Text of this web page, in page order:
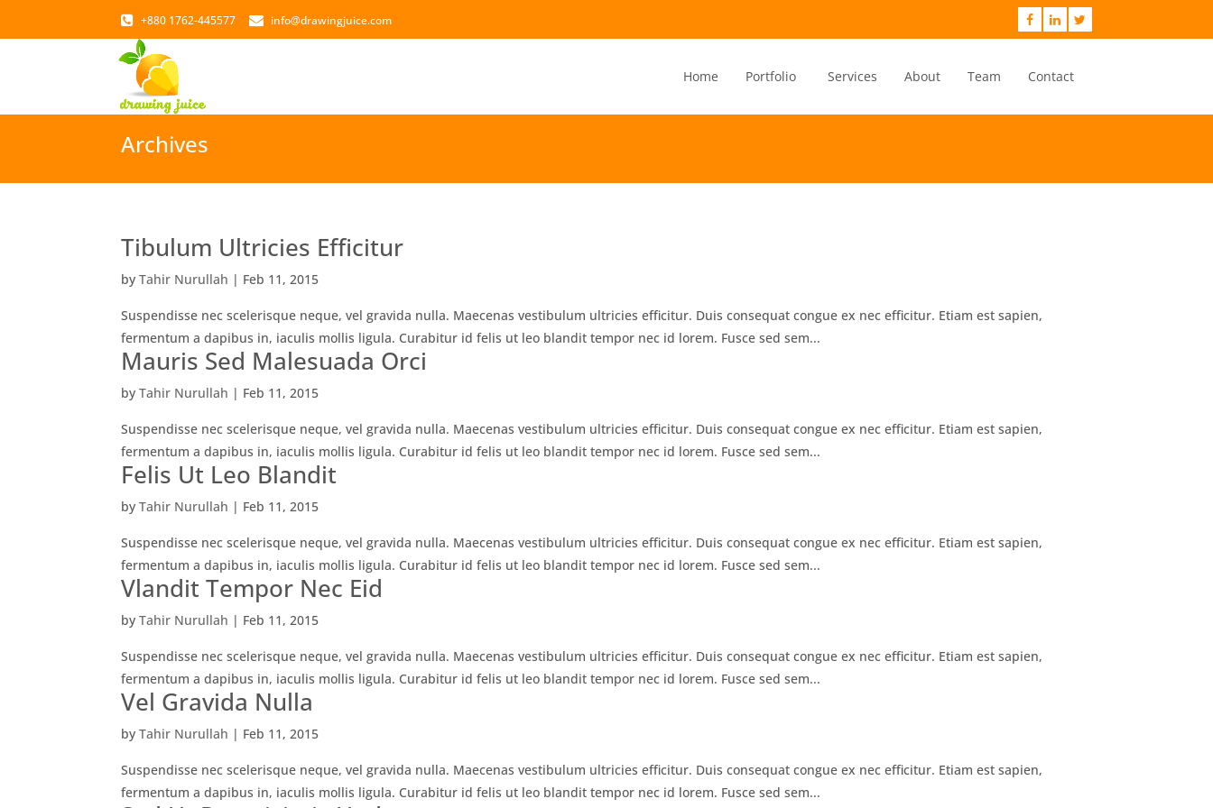
+880 1762-445577 info@drawingjuice.com
Home Portfolio Services About Team Contact
Archives
Tibulum Ultricies Efficitur
byTahir Nurullah | Feb 11, 2015
Suspendisse nec scelerisque neque, vel gravida nulla. Maecenas vestibulum ultricies efficitur. Duis consequat congue ex nec efficitur. Etiam est sapien,
fermentum a dapibus in, iaculis mollis ligula. Curabitur id felis ut leo blandit tempor nec id lorem. Fusce sed sem...
Mauris Sed Malesuada Orci
byTahir Nurullah | Feb 11, 2015
Suspendisse nec scelerisque neque, vel gravida nulla. Maecenas vestibulum ultricies efficitur. Duis consequat congue ex nec efficitur. Etiam est sapien,
fermentum a dapibus in, iaculis mollis ligula. Curabitur id felis ut leo blandit tempor nec id lorem. Fusce sed sem...
Felis Ut Leo Blandit
byTahir Nurullah | Feb 11, 2015
Suspendisse nec scelerisque neque, vel gravida nulla. Maecenas vestibulum ultricies efficitur. Duis consequat congue ex nec efficitur. Etiam est sapien,
fermentum a dapibus in, iaculis mollis ligula. Curabitur id felis ut leo blandit tempor nec id lorem. Fusce sed sem...
Vlandit Tempor Nec Eid
byTahir Nurullah | Feb 11, 2015
Suspendisse nec scelerisque neque, vel gravida nulla. Maecenas vestibulum ultricies efficitur. Duis consequat congue ex nec efficitur. Etiam est sapien,
fermentum a dapibus in, iaculis mollis ligula. Curabitur id felis ut leo blandit tempor nec id lorem. Fusce sed sem...
Vel Gravida Nulla
byTahir Nurullah | Feb 11, 2015
Suspendisse nec scelerisque neque, vel gravida nulla. Maecenas vestibulum ultricies efficitur. Duis consequat congue ex nec efficitur. Etiam est sapien,
fermentum a dapibus in, iaculis mollis ligula. Curabitur id felis ut leo blandit tempor nec id lorem. Fusce sed sem...